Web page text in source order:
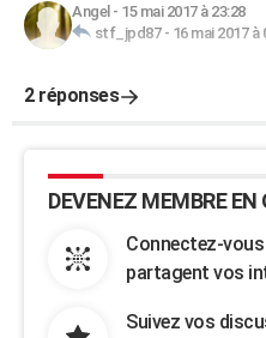
Angel - 15 mai 2017 à 23:28
stf_jpd87- 16 mai 2017 à
2 réponses
DEVENEZ MEMBRE EN
Connectez-
partagent vos
Suivez vos